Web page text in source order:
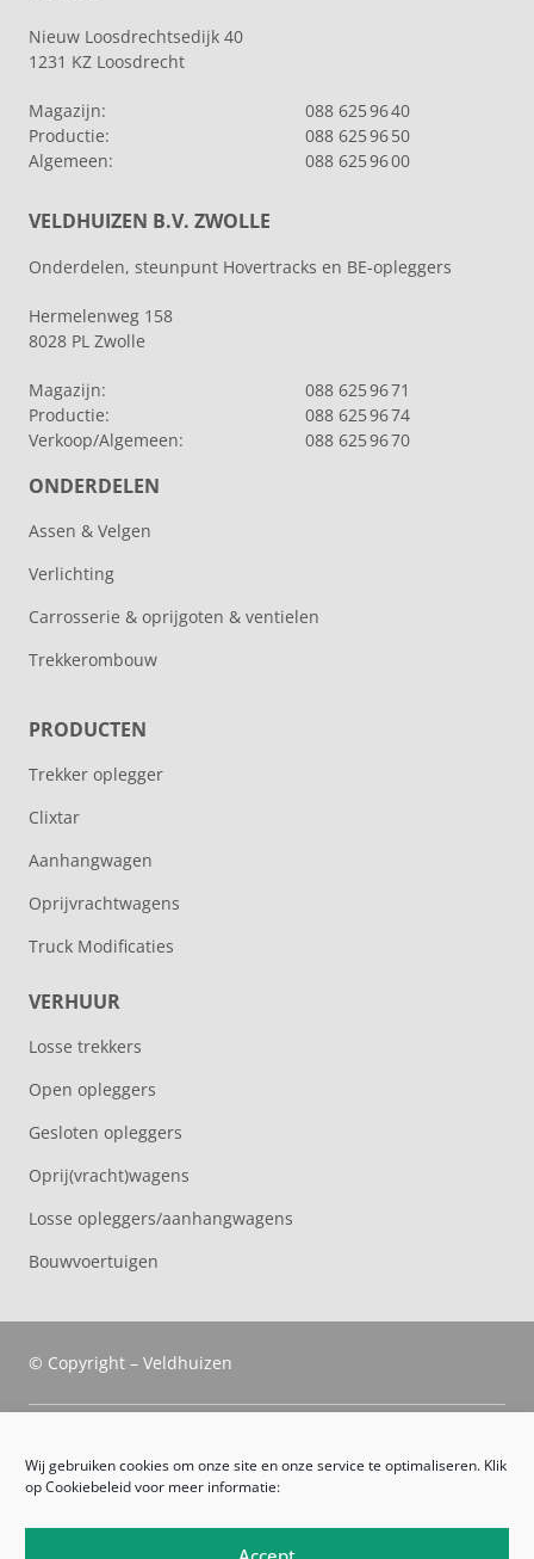
Wij gebruiken cookies om onze site en onze service te optimaliseren. Klik
op Cookiebeleid voor meer informatie:
Nieuw Loosdrechtsedijk 40
1231 KZ Loosdrecht
Magazijn:
088 625 96 40
Productie:
088 625 96 50
Algemeen:
088 625 96 00
VELDHUIZEN B.V. ZWOLLE
Onderdelen, steunpunt Hovertracks en BE-opleggers
Hermelenweg 158
8028 PL Zwolle
Magazijn:
088 625 96 71
Productie:
088 625 96 74
Verkoop/Algemeen:
088 625 96 70
ONDERDELEN
Assen & Velgen
Verlichting
Carrosserie & oprijgoten & ventielen
Trekkerombouw
PRODUCTEN
Trekker oplegger
Clixtar
Aanhangwagen
Oprijvrachtwagens
Truck Modificaties
VERHUUR
Losse trekkers
Open opleggers
Gesloten opleggers
Oprij(vracht)wagens
Losse opleggers/aanhangwagens
Bouwvoertuigen
© Copyright – Veldhuizen
Route